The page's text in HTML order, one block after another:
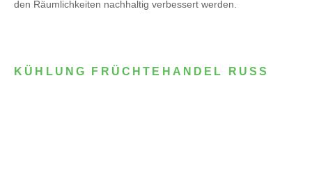
den Räumlichkeiten nachhaltig verbessert werden.
KÜHLUNG FRÜCHTEHANDEL RUSS